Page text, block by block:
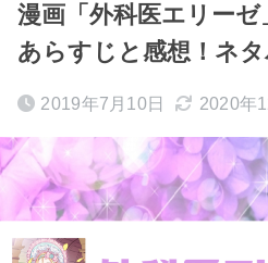
漫画「外科医エリー
あらすじと感想！ネ
2019年7月10日 2020年